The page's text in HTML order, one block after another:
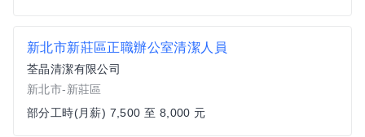
新北市新莊區正職辦公室清潔人員
荃晶清潔有限公司
新北市-新莊區
部分工時(月薪) 7,500 至 8,000 元